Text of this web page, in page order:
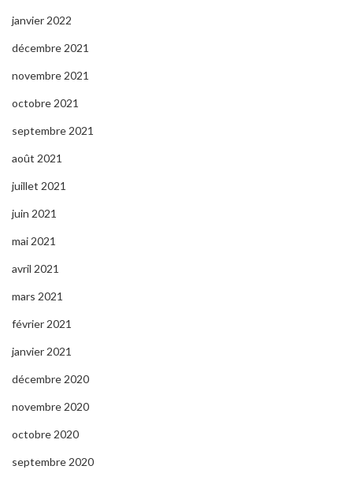
janvier 2022
décembre 2021
novembre 2021
octobre 2021
septembre 2021
août 2021
juillet 2021
juin 2021
mai 2021
avril 2021
mars 2021
février 2021
janvier 2021
décembre 2020
novembre 2020
octobre 2020
septembre 2020